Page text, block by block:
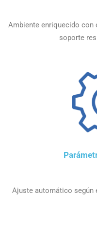
Ambiente enriquecido
soporte
Ajuste automático según